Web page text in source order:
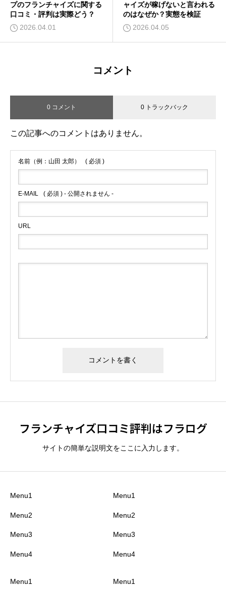
プのフランチャイズに関する
口コミ・評判は実際どう？
2026.04.01
ャイズが稼げないと言われる
のはなぜか？実態を検証
2026.04.05
コメント
0 コメント 0 トラックバック
この記事へのコメントはありません。
名前（例：山田 太郎） ( 必須 )
E-MAIL ( 必須 ) - 公開されません -
URL
フランチャイズ口コミ評判はフラログ
サイトの簡単な説明文をここに入力します。
Menu1
Menu2
Menu3
Menu4
Menu1
Menu2
Menu3
Menu4
Menu1 Menu1